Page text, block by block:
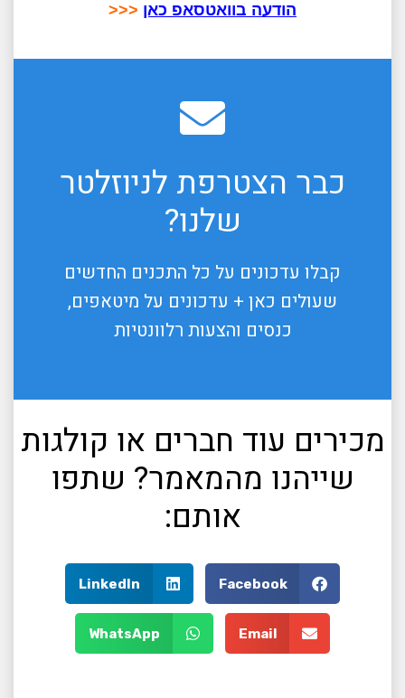
הודעה בוואטסאפ כאן <<<
כבר הצטרפת לניוזלטר
שלנו?
קבלו עדכונים על כל התכנים החדשים
שעולים כאן + עדכונים על מיטאפים,
כנסים והצעות רלוונטיות
מכירים עוד חברים או קולגות
שייהנו מהמאמר? שתפו
אותם:
Facebook
LinkedIn
Email
WhatsApp